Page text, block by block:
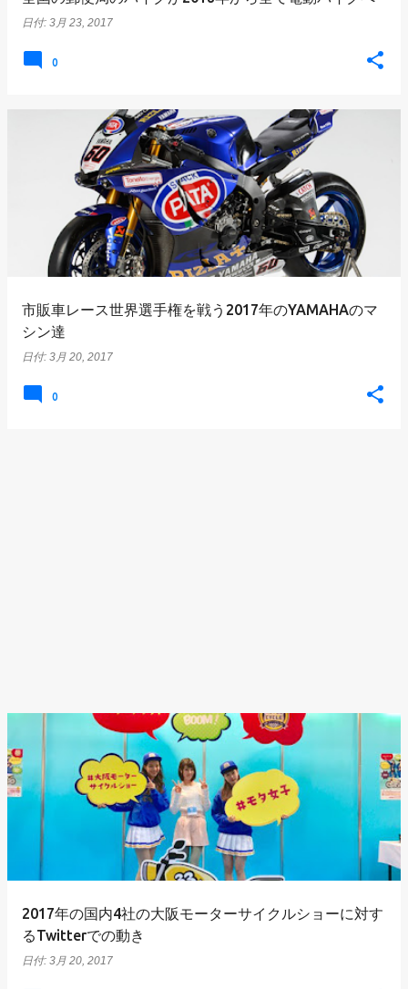
日付: 3月 23, 2017
0
市販車レース世界選手権を戦う2017年のYAMAHAのマ
シン達
日付: 3月 20, 2017
0
2017年の国内4社の大阪モーターサイクルショーに対す
るTwitterでの動き
日付: 3月 20, 2017